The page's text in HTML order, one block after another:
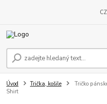
Úvod Trička, košile
Tričko
Shirt